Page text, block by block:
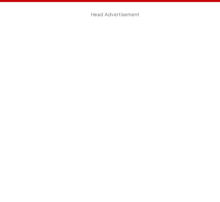
Head Advertisement